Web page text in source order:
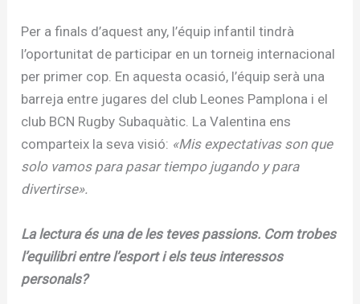
Per a finals d’aquest any, l’équip infantil tindrà
l’oportunitat de participar en un torneig internacional
per primer cop. En aquesta ocasió, l’équip serà una
barreja entre jugares del club Leones Pamplona i el
club BCN Rugby Subaquàtic. La Valentina ens
comparteix la seva visió: «Mis expectativas son que
solo vamos para pasar tiempo jugando y para
divertirse».
La lectura és una de les teves passions. Com trobes
l’equilibri entre l’esport i els teus interessos
personals?